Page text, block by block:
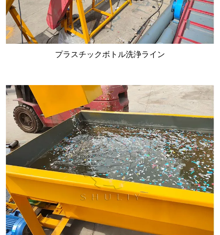
プラスチックボトル洗浄ライン